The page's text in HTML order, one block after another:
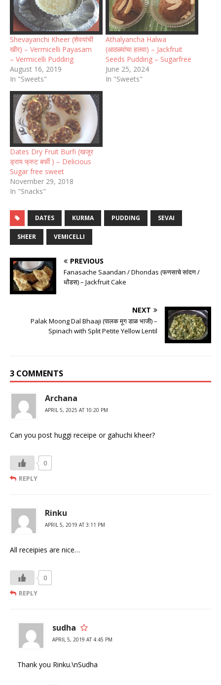
Shevayanchi Kheer (शेवयांची
खीर) – Vermicelli Payasam
– Vermicelli Pudding
August 16, 2019
In "Sweets"
Athalyancha Halwa
(आठळ्यांचा हलवा) – Jackfruit
Seeds Pudding – Sugarfree
June 25, 2024
In "Sweets"
Dates Dry Fruit Burfi (खजूर
ड्राय फ्रुट बर्फी ) – Delicious
Sugar free sweet
November 29, 2018
In "Snacks"
DATES KURMA PUDDING SEVAI
SHEER VEMICELLI
PREVIOUS
Fanasache Saandan / Dhondas (फणसाचे सांदण /
धोंडस) – Jackfruit Cake
NEXT
Palak Moong Dal Bhaaji (पालक मूग डाळ भाजी) –
Spinach with Split Petite Yellow Lentil
3 COMMENTS
Archana
APRIL 5, 2025 AT 10:20 PM
Can you post huggi receipe or gahuchi kheer?
0
REPLY
Rinku
APRIL 5, 2019 AT 3:11 PM
All receipies are nice…
0
REPLY
sudha
APRIL 5, 2019 AT 4:45 PM
Thank you Rinku.\nSudha